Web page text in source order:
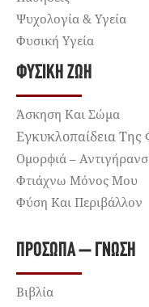
Ψυχολογία & Υγεία
Φυσική Υγεία
ΦΥΣΙΚΉ ΖΩΉ
Άσκηση Και Σώμα
Εγκυκλοπαίδεια Της
Ομορφιά –
Φτιάχνω Μόνος Μου
Φύση Και Περιβάλλον
ΠΡΌΣΩΠΑ – ΓΝΏΣΗ
Βιβλία